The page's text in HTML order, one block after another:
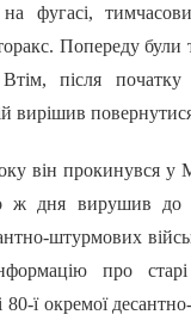
фугасі,
Попереду були
після початку
вирішив
він прокинувся у
ж дня вирушив
штурмових
про
80-ї окремої